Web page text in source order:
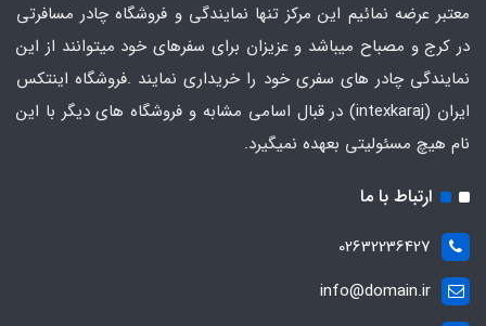
معتبر عرضه نمائیم این مرکز تنها نمایندگی و فروشگاه چادر مسافرتی
در کرج و مصباح میباشد و عزیزان برای سفرهای خود میتوانند از این
نمایندگی چادر های سفری خود را خریداری نمایند .فروشگاه اینتکس
ایران
(intexkaraj) در قبال اسامی مشابه و فروشگاه های دیگر با این
نام هیچ مسئولیتی بعهده نمیگیرد.
ارتباط با ما
02632236427
info@domain.ir